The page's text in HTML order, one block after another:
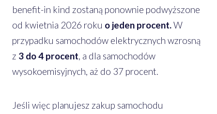
benefit-in kind zostaną ponownie podwyższone
od kwietnia 2026 roku o jeden procent.W
przypadku samochodów elektrycznych wzrosną
z 3 do 4 procent, a dla samochodów
wysokoemisyjnych, aż do 37 procent.
Jeśli więc planujesz zakup samochodu